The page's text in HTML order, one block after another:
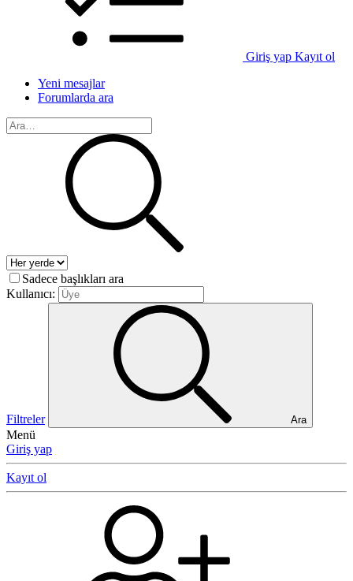
Giriş yap Kayıt ol
Yeni mesajlar
Forumlarda ara
Sadece başlıkları ara
Kullanıcı:
Filtreler Ara
Menü
Giriş yap
Kayıt ol